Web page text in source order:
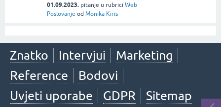
01.09.2023. pitanje u rubrici Web
Poslovanje od Monika Kiris
Znatko Intervjui
Marketing
Reference
Bodovi
Uvjeti uporabe
GDPR Sitemap